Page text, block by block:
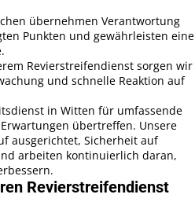
übernehmen Verantwortung
Punkten und gewährleisten eine
Revierstreifendienst sorgen wir
und schnelle Reaktion auf
in Witten für umfassende
übertreffen. Unsere
ausgerichtet, Sicherheit auf
arbeiten kontinuierlich daran,
Revierstreifendienst